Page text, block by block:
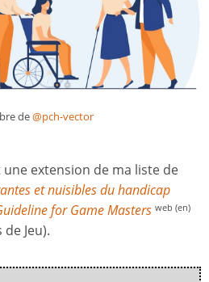
de@pch-vector
une extension de ma liste de
et nuisibles du handicap
for Game Masters web (en)
Jeu).